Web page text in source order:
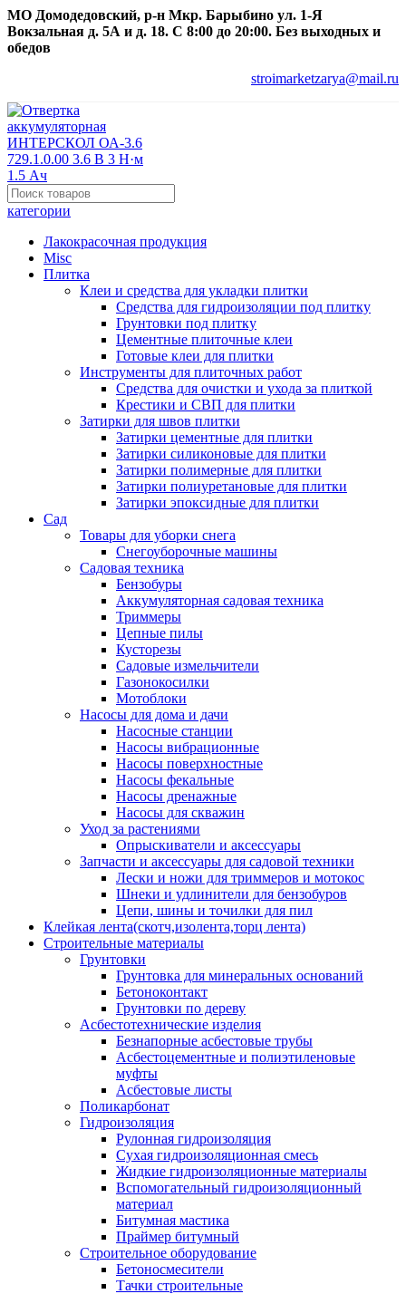
МО Домодедовский, р-н Мкр. Барыбино ул. 1-Я
Вокзальная д. 5А и д. 18. С 8:00 до 20:00. Без выходных и
обедов
stroimarketzarya@mail.ru
категории
Лакокрасочная продукция
Misc
Плитка
Клеи и средства для укладки плитки
Средства для гидроизоляции под плитку
Грунтовки под плитку
Цементные плиточные клеи
Готовые клеи для плитки
Инструменты для плиточных работ
Средства для очистки и ухода за плиткой
Крестики и СВП для плитки
Затирки для швов плитки
Затирки цементные для плитки
Затирки силиконовые для плитки
Затирки полимерные для плитки
Затирки полиуретановые для плитки
Затирки эпоксидные для плитки
Сад
Товары для уборки снега
Снегоуборочные машины
Садовая техника
Бензобуры
Аккумуляторная садовая техника
Триммеры
Цепные пилы
Кусторезы
Садовые измельчители
Газонокосилки
Мотоблоки
Насосы для дома и дачи
Насосные станции
Насосы вибрационные
Насосы поверхностные
Насосы фекальные
Насосы дренажные
Насосы для скважин
Уход за растениями
Опрыскиватели и аксессуары
Запчасти и аксессуары для садовой техники
Лески и ножи для триммеров и мотокос
Шнеки и удлинители для бензобуров
Цепи, шины и точилки для пил
Клейкая лента(скотч,изолента,торц лента)
Строительные материалы
Грунтовки
Грунтовка для минеральных оснований
Бетоноконтакт
Грунтовки по дереву
Асбестотехнические изделия
Безнапорные асбестовые трубы
Асбестоцементные и полиэтиленовые
муфты
Асбестовые листы
Поликарбонат
Гидроизоляция
Рулонная гидроизоляция
Сухая гидроизоляционная смесь
Жидкие гидроизоляционные материалы
Вспомогательный гидроизоляционный
материал
Битумная мастика
Праймер битумный
Строительное оборудование
Бетоносмесители
Тачки строительные